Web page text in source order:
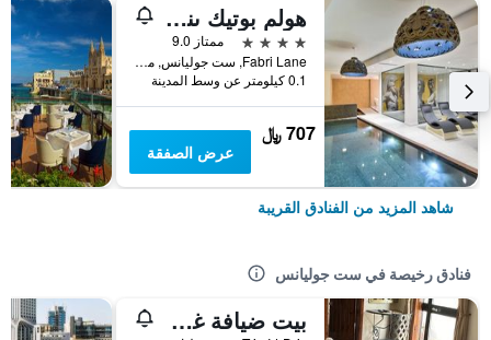
هولم بوتيك ىند سبا - آي كيه كوليكشن
4 نجوم
ممتاز 9.0
Fabri Lane, ست جوليانس, مالطا
0.1 كيلومتر عن وسط المدينة
707 ﷼
عرض الصفقة
شاهد المزيد من الفنادق القريبة
فنادق رخيصة في ست جوليانس
بيت ضيافة غرين غروف